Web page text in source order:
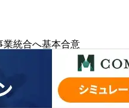
業統合へ基本合意